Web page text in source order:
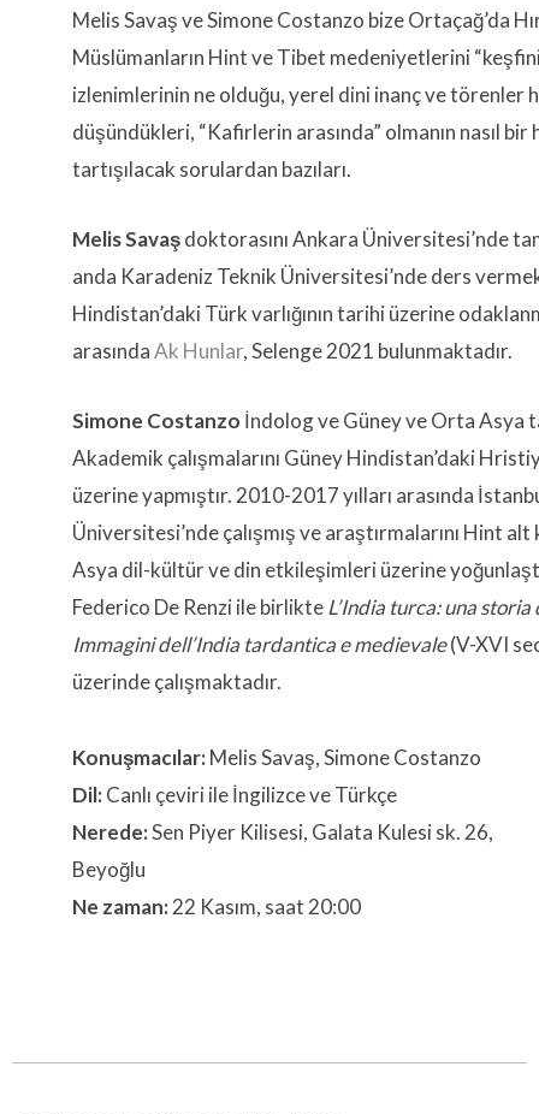
Melis Savaş ve Simone Costanzo bize Ortaçağ’da
Müslümanların Hint ve Tibet medeniyetlerini
izlenimlerinin ne olduğu, yerel dini inanç ve törenler
düşündükleri, “Kafirlerin arasında” olmanın nasıl bir
tartışılacak sorulardan bazıları.
Melis Savaşdoktorasını Ankara Üniversitesi’nde
anda Karadeniz Teknik Üniversitesi’nde ders
Hindistan’daki Türk varlığının tarihi üzerine
arasındaAk Hunlar, Selenge 2021 bulunmaktadır.
Simone Costanzo İndolog ve Güney ve Orta Asya
Akademik çalışmalarını Güney Hindistan’daki
üzerine yapmıştır. 2010-2017 yılları arasında
Üniversitesi’nde çalışmış ve araştırmalarını Hint
Asya dil-kültür ve din etkileşimleri üzerine
Federico De Renzi ile birlikteL’India turca: una
Immagini dell’India tardantica e medievale(V-XVI
üzerinde çalışmaktadır.
Konuşmacılar:Melis Savaş, Simone Costanzo
Dil:Canlı çeviri ile İngilizce ve Türkçe
Nerede:Sen Piyer Kilisesi, Galata Kulesi sk. 26,
Beyoğlu
Ne zaman:22 Kasım, saat 20:00